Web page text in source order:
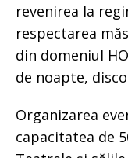
revenirea la
respectarea
din domeniul
de noapte,
Organizarea
capacitatea de